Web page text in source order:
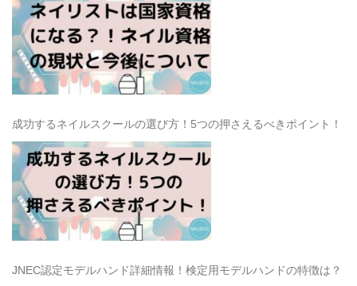
成功するネイルスクールの選び方！5つの押さえるべきポイント！
JNEC認定モデルハンド詳細情報！検定用モデルハンドの特徴は？